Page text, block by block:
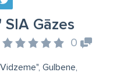
Gāzes
0
Gulbene,